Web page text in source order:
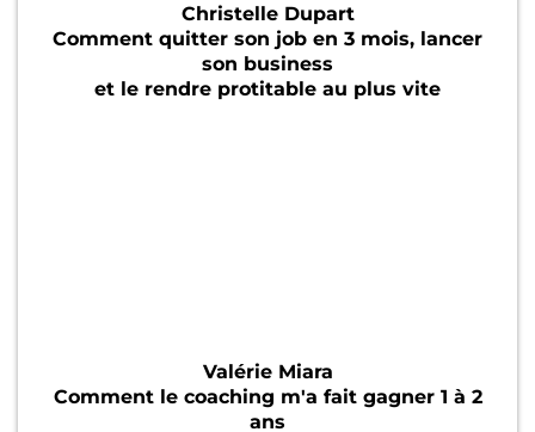
Christelle Dupart
Comment quitter son job en 3 mois, lancer
son business
et le rendre protitable au plus vite
Valérie Miara
Comment le coaching m'a fait gagner 1 à 2
ans